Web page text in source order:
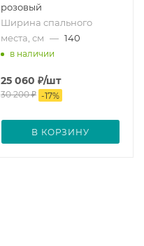
розовый
Ширина спального
места, см — 140
в наличии
25 060 ₽/шт
30 200₽ -17%
В КОРЗИНУ